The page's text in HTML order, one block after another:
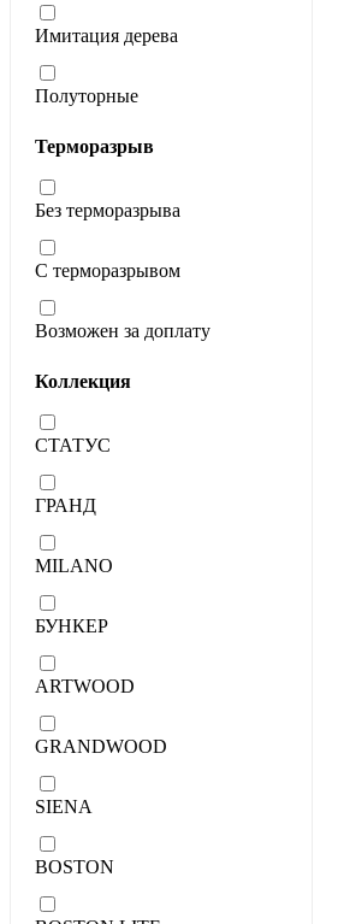
Имитация дерева
Полуторные
Терморазрыв
Без терморазрыва
С терморазрывом
Возможен за доплату
Коллекция
СТАТУС
ГРАНД
MILANO
БУНКЕР
ARTWOOD
GRANDWOOD
SIENA
BOSTON